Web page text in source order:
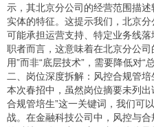
示，其北京分公司的经营范围描
实体的特征。这提示我们，北京
可能承担运营支持、特定业务线
职者而言，这意味着在北京分公
用”而非“底层技术”，需要降低对“
二、岗位深度拆解：风控合规管培
本次春招中，虽然岗位摘要未列
合规管培生”这一关键词，我们可
战。在金融科技公司中，风控与